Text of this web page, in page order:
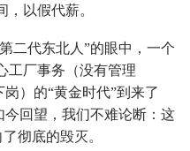
，以假代薪。
二代东北人”的眼中，一个
工厂事务（没有管理
）的“黄金时代”到来了
回望，我们不难论断：这
彻底的毁灭。